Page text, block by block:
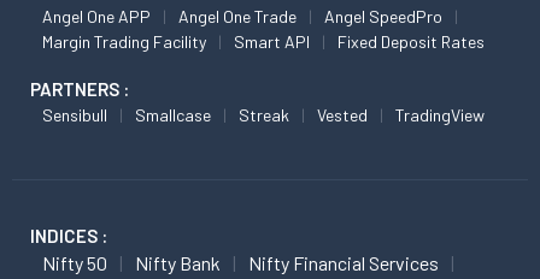
Angel One APP Angel One Trade
Angel SpeedPro
Margin Trading Facility
Smart API Fixed Deposit Rates
PARTNERS :
Sensibull Smallcase Streak Vested TradingView
INDICES :
Nifty 50 Nifty Bank
Nifty Financial Services